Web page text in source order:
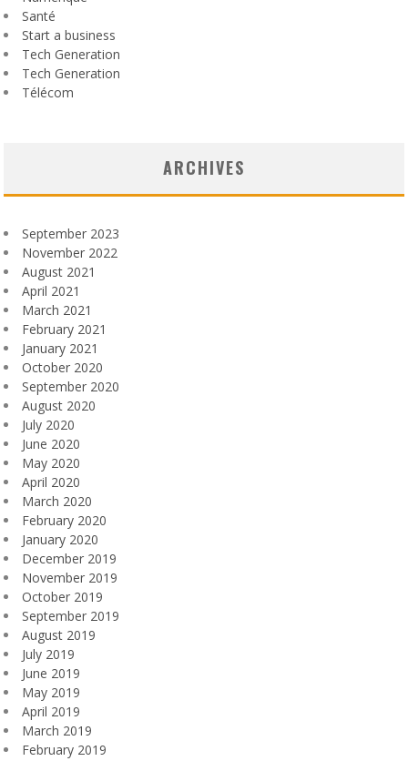
Santé
Start a business
Tech Generation
Tech Generation
Télécom
ARCHIVES
September 2023
November 2022
August 2021
April 2021
March 2021
February 2021
January 2021
October 2020
September 2020
August 2020
July 2020
June 2020
May 2020
April 2020
March 2020
February 2020
January 2020
December 2019
November 2019
October 2019
September 2019
August 2019
July 2019
June 2019
May 2019
April 2019
March 2019
February 2019